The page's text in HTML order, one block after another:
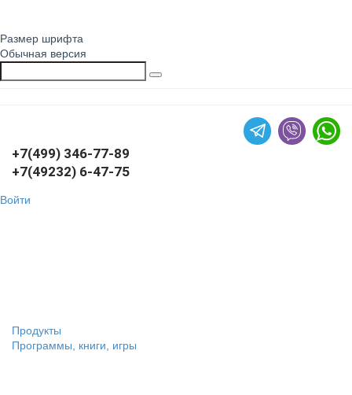
Размер шрифта
Обычная версия
+7(499) 346-77-89
+7(49232) 6-47-75
Войти
Продукты
Программы, книги, игры